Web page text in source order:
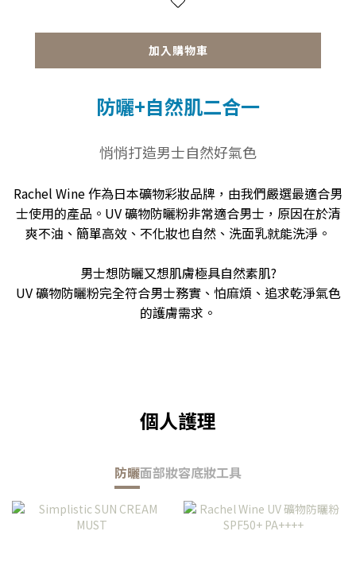
加入購物車
防曬+自然肌二合一
悄悄打造男士自然好氣色
Rachel Wine 作為日本礦物彩妝品牌，由我們嚴選最適合男
士使用的產品。UV 礦物防曬粉非常適合男士，原因在於清
爽不油、簡單高效、不化妝也自然、洗面乳就能洗淨。
男士想防曬又想肌膚極具自然素肌?
UV 礦物防曬粉完全符合男士務實、怕麻煩、追求乾淨氣色
的護膚需求。
個人護理
防曬面部妝容底妝工具